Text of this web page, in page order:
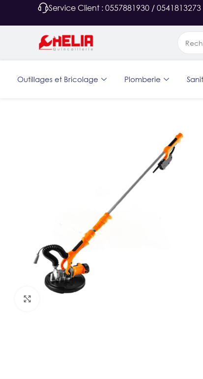
Service Client : 0557881930 / 0541813273
Outillages et Bricolage Plomberie